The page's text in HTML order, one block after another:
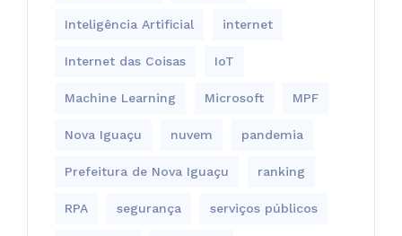
Inteligência Artificial internet
Internet das Coisas IoT
Machine Learning Microsoft MPF
Nova Iguaçu nuvem pandemia
Prefeitura de Nova Iguaçu ranking
RPA segurança serviços públicos